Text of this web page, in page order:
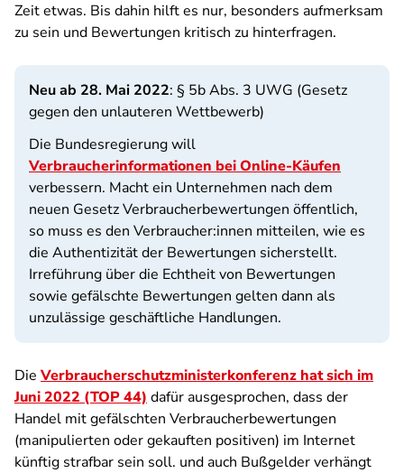
Zeit etwas. Bis dahin hilft es nur, besonders aufmerksam
zu sein und Bewertungen kritisch zu hinterfragen.
Neu ab 28. Mai 2022: § 5b Abs. 3 UWG (Gesetz
gegen den unlauteren Wettbewerb)
Die Bundesregierung will
Verbraucherinformationen bei Online-Käufen
verbessern. Macht ein Unternehmen nach dem
neuen Gesetz Verbraucherbewertungen öffentlich,
so muss es den Verbraucher:innen mitteilen, wie es
die Authentizität der Bewertungen sicherstellt.
Irreführung über die Echtheit von Bewertungen
sowie gefälschte Bewertungen gelten dann als
unzulässige geschäftliche Handlungen.
Die Verbraucherschutzministerkonferenz hat sich im
Juni 2022 (TOP 44) dafür ausgesprochen, dass der
Handel mit gefälschten Verbraucherbewertungen
(manipulierten oder gekauften positiven) im Internet
künftig strafbar sein soll. und auch Bußgelder verhängt